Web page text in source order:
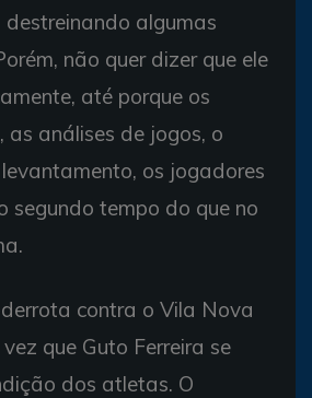
algumas
não quer dizer que ele
até porque os
as análises de jogos, o
os jogadores
segundo tempo do que no
contra o Vila Nova
que Guto Ferreira se
dos atletas. O